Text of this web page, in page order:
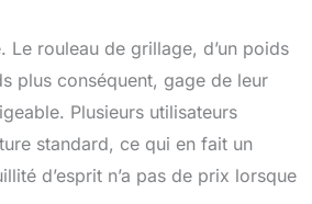
l'achat
rouleau de grillage, d’un poids
plus conséquent, gage de leur
Plusieurs utilisateurs
standard, ce qui en fait un
d’esprit n’a pas de prix lorsque